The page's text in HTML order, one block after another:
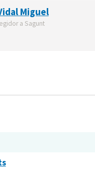
Miguel
a Sagunt